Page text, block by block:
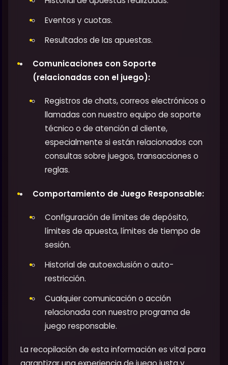
Eventos y cuotas.
Resultados de las apuestas.
Comunicaciones con Soporte
(relacionadas con el juego):
Registros de chats, correos electrónicos o
llamadas con nuestro equipo de soporte
técnico o de atención al cliente,
especialmente si están relacionados con
consultas sobre juegos, transacciones o
reglas.
Comportamiento de Juego Responsable:
Configuración de límites de depósito,
límites de apuesta, límites de tiempo de
sesión.
Historial de autoexclusión o auto-
restricción.
Cualquier comunicación o acción
relacionada con nuestro programa de
juego responsable.
La recopilación de esta información es vital para